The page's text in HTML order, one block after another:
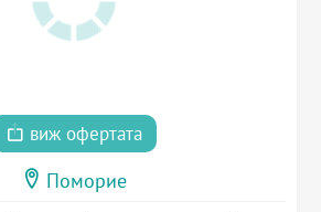
виж офертата
Поморие